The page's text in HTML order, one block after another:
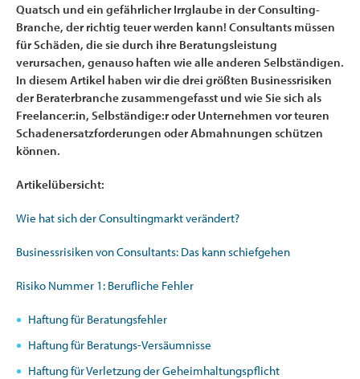
Quatsch und ein gefährlicher Irrglaube in der Consulting-
Branche, der richtig teuer werden kann! Consultants müssen
für Schäden, die sie durch ihre Beratungsleistung
verursachen, genauso haften wie alle anderen Selbständigen.
In diesem Artikel haben wir die drei größten Businessrisiken
der Beraterbranche zusammengefasst und wie Sie sich als
Freelancer:in, Selbständige:r oder Unternehmen vor teuren
Schadenersatzforderungen oder Abmahnungen schützen
können.
Artikelübersicht:
Wie hat sich der Consultingmarkt verändert?
Businessrisiken von Consultants: Das kann schiefgehen
Risiko Nummer 1: Berufliche Fehler
Haftung für Beratungsfehler
Haftung für Beratungs-Versäumnisse
Haftung für Verletzung der Geheimhaltungspflicht